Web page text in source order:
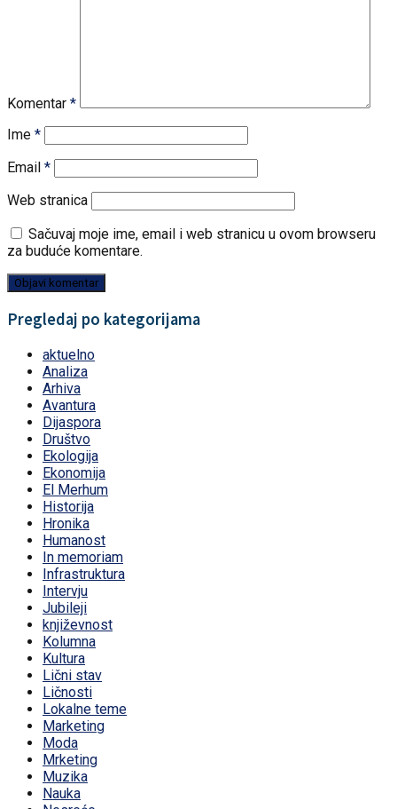
Komentar *
Ime *
Email *
Web stranica
Sačuvaj moje ime, email i web stranicu u ovom browseru
za buduće komentare.
Pregledaj po kategorijama
aktuelno
Analiza
Arhiva
Avantura
Dijaspora
Društvo
Ekologija
Ekonomija
El Merhum
Historija
Hronika
Humanost
In memoriam
Infrastruktura
Intervju
Jubileji
književnost
Kolumna
Kultura
Lični stav
Ličnosti
Lokalne teme
Marketing
Moda
Mrketing
Muzika
Nauka